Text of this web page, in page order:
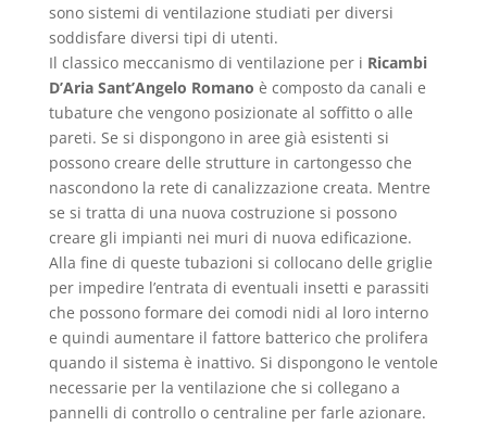
sono sistemi di ventilazione studiati per diversi
soddisfare diversi tipi di utenti.
Il classico meccanismo di ventilazione per i Ricambi
D’Aria Sant’Angelo Romano è composto da canali e
tubature che vengono posizionate al soffitto o alle
pareti. Se si dispongono in aree già esistenti si
possono creare delle strutture in cartongesso che
nascondono la rete di canalizzazione creata. Mentre
se si tratta di una nuova costruzione si possono
creare gli impianti nei muri di nuova edificazione.
Alla fine di queste tubazioni si collocano delle griglie
per impedire l’entrata di eventuali insetti e parassiti
che possono formare dei comodi nidi al loro interno
e quindi aumentare il fattore batterico che prolifera
quando il sistema è inattivo. Si dispongono le ventole
necessarie per la ventilazione che si collegano a
pannelli di controllo o centraline per farle azionare.